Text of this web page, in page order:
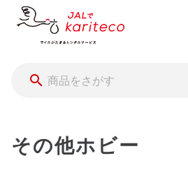
その他ホビー